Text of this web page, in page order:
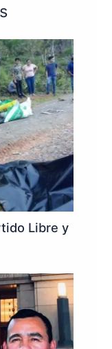
Libre y